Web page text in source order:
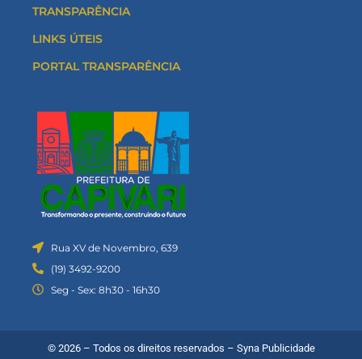
TRANSPARÊNCIA
LINKS ÚTEIS
PORTAL TRANSPARÊNCIA
Rua XV de Novembro, 639
(19) 3492-9200
Seg - Sex: 8h30 - 16h30
© 2026 – Todos os direitos reservados – Syna Publicidade